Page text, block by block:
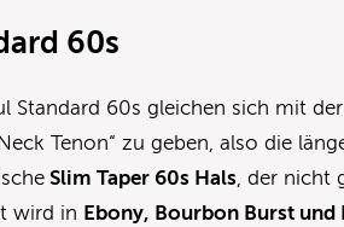
60s
Standard 60s gleichen sich mit
Tenon“ zu geben, also die
Slim Taper 60s Hals, der nicht
wird in Ebony, Bourbon Burst und